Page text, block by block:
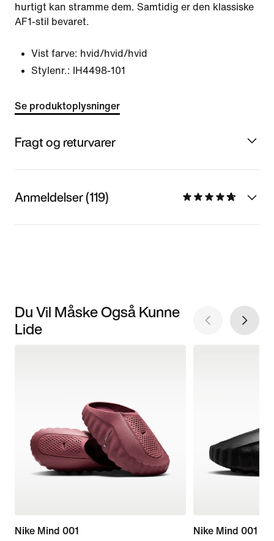
hurtigt kan stramme dem. Samtidig er den klassiske
AF1-stil bevaret.
Vist farve: hvid/hvid/hvid
Stylenr.:
IH4498-101
Se produktoplysninger
Fragt og returvarer
Anmeldelser (119)
Du Vil Måske Også Kunne
Lide
Nike Mind 001
Nike Mind 001